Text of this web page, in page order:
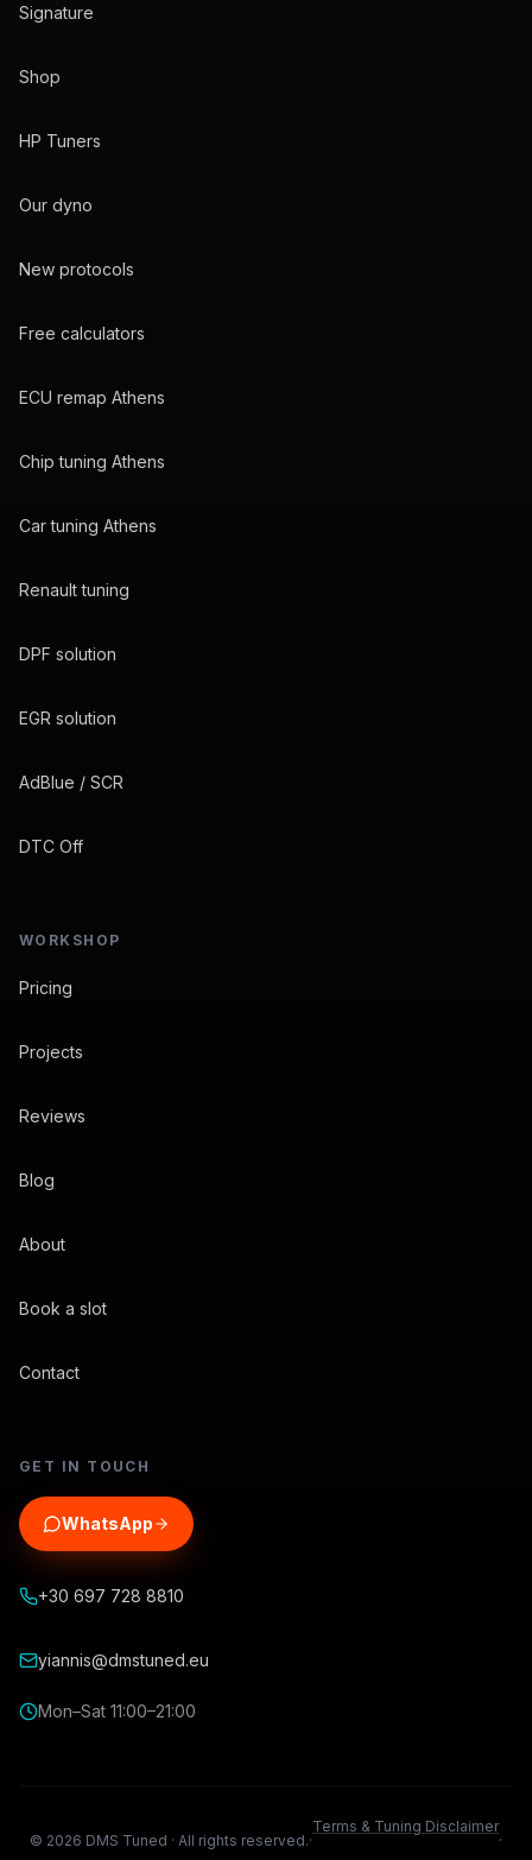
Signature
Shop
HP Tuners
Our dyno
New protocols
Free calculators
ECU remap Athens
Chip tuning Athens
Car tuning Athens
Renault tuning
DPF solution
EGR solution
AdBlue / SCR
DTC Off
WORKSHOP
Pricing
Projects
Reviews
Blog
About
Book a slot
Contact
GET IN TOUCH
WhatsApp
+30 697 728 8810
yiannis@dmstuned.eu
Mon–Sat 11:00–21:00
© 2026 DMS Tuned · All rights reserved.·
Terms & Tuning Disclaimer
·